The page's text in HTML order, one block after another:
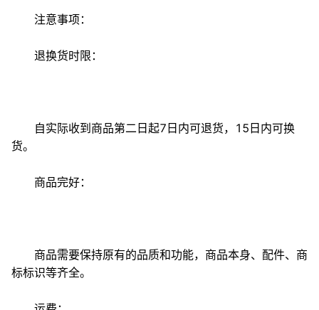
注意事项：
退换货时限：
自实际收到商品第二日起7日内可退货，15日内可换
货。
商品完好：
商品需要保持原有的品质和功能，商品本身、配件、商
标标识等齐全。